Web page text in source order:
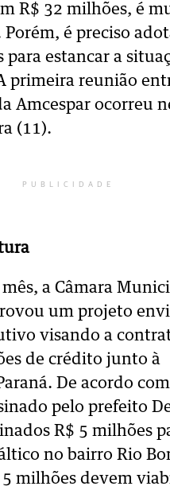
R$ 32 milhões, é
é preciso
para estancar a
primeira reunião
Amcespar ocorreu
(11).
PUBLICIDADE
a Câmara
um projeto
visando a
de crédito junto à
De acordo
pelo prefeito
R$ 5 milhões
no bairro Rio
5 milhões devem